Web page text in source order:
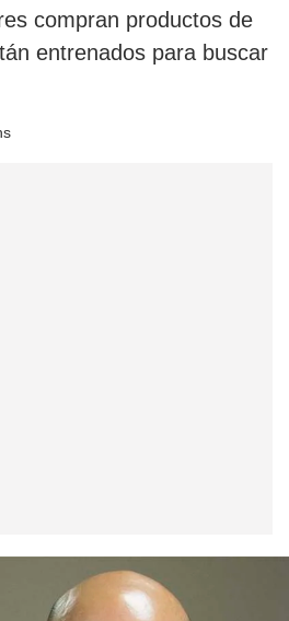
compran productos de
entrenados para buscar